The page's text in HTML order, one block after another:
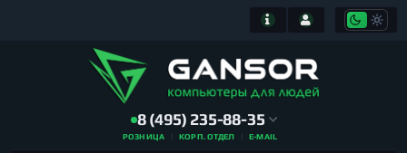
8 (495) 235-88-35
РОЗНИЦА КОРП. ОТДЕЛ E-MAIL